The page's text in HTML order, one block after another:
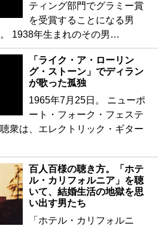
ティング部門でグラミー賞
を受賞することになる男
1938年生まれのその男…
「ライク・ア・ローリン
グ・ストーン」でディラン
が歌った孤独
1965年7月25日。 ニューポ
ート・フォーク・フェステ
衆は、エレクトリック・ギター
百人百様の聴き方。「ホテ
ル・カリフォルニア」を聴
いて、結婚生活の地獄を思
い出す男たち
「ホテル・カリフォルニ